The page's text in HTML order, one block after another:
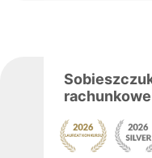
rachunkowe